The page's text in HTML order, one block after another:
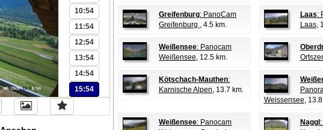
10:54
11:54
12:54
13:54
14:54
15:54
Greifenburg: PanoCam
Greifenburg , 4.5 km.
Laas:
Laas,
Weißensee: Panocam
Weißensee, 12.5 km.
Kötschach-Mauthen:
Karnische Alpen, 13.7 km.
Weissensee,
Weißensee: Panocam
Naggl